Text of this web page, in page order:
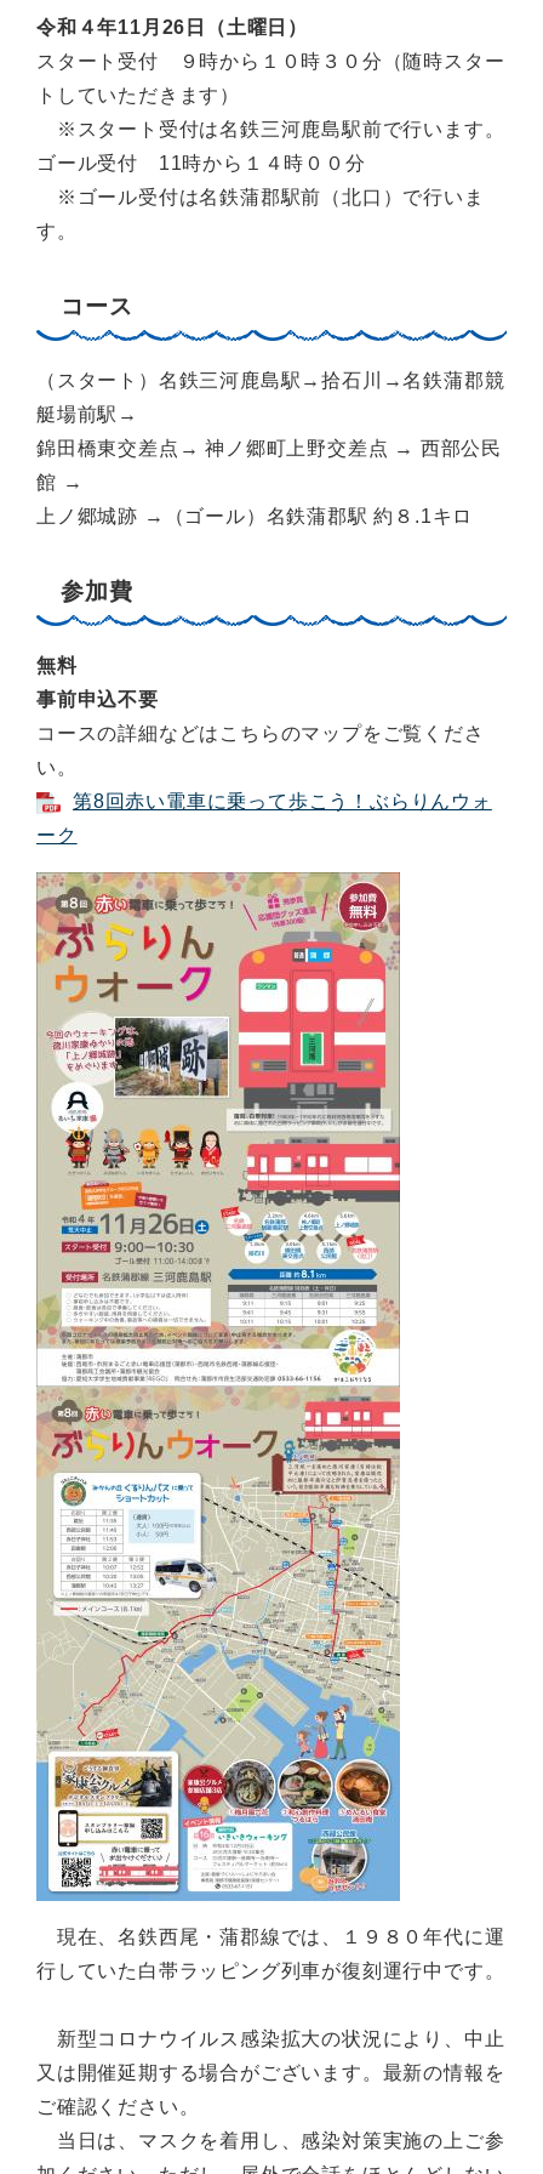
令和４年11月26日（土曜日）
スタート受付 ９時から１０時３０分（随時スター
トしていただきます）
※スタート受付は名鉄三河鹿島駅前で行います。
ゴール受付 11時から１４時００分
※ゴール受付は名鉄蒲郡駅前（北口）で行いま
す。
コース
（スタート）名鉄三河鹿島駅→拾石川→名鉄蒲郡競
艇場前駅→
錦田橋東交差点→ 神ノ郷町上野交差点 → 西部公民
館 →
上ノ郷城跡 →（ゴール）名鉄蒲郡駅 約８.1キロ
参加費
無料
事前申込不要
コースの詳細などはこちらのマップをご覧くださ
い。
第8回赤い電車に乗って歩こう！ぶらりんウォ
ーク
現在、名鉄西尾・蒲郡線では、１９８０年代に運
行していた白帯ラッピング列車が復刻運行中です。
新型コロナウイルス感染拡大の状況により、中止
又は開催延期する場合がございます。最新の情報を
ご確認ください。
当日は、マスクを着用し、感染対策実施の上ご参